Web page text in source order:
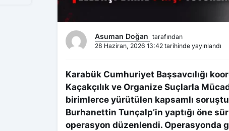
Asuman Doğan tarafından
28 Haziran, 2026 13:42 tarihinde yayınlandı
Karabük Cumhuriyet Başsavcılığı
Kaçakçılık ve Organize Suçlarla
birimlerce yürütülen kapsamlı
Burhanettin Tunçalp’in yaptığı öne
operasyon düzenlendi. Operasyonda